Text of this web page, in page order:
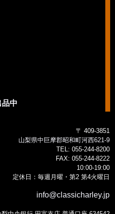
品中
〒 409-3851
山梨県中巨摩郡昭和町河西621-9
TEL: 055-244-8200
FAX: 055-244-8222
10:00-19:00
定休日：毎週月曜・第2 第4火曜日
info@classicharley.jp